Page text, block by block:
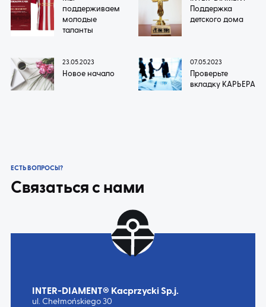
поддерживаем
молодые
таланты
Поддержка
детского дома
23.05.2023
Новое начало
07.05.2023
Проверьте
вкладку КАРЬЕРА
ЕСТЬ ВОПРОСЫ?
Связаться с нами
INTER-DIAMENT® Kacprzycki Sp.j.
ul. Chełmońskiego 30